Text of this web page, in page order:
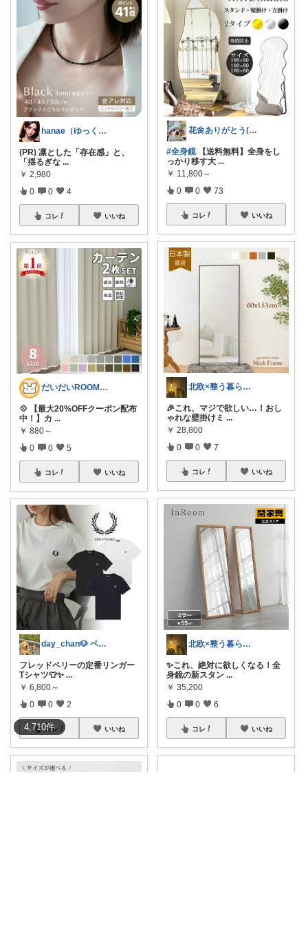
4,710件
hanae（ゆっくりと進む）
(PR) 凛とした「存在感」と、
「揺るぎな ...
￥ 2,980
0 0 4
コレ いいね
だいだいROOM@整う暮らし｜インテリア
💠 【最大20%OFFクーポン配布
中！】カ ...
￥ 880～
0 0 5
コレ いいね
day_chan🐶 ペットと快適暮らし
フレッドペリーの定番リンガー
Tシャツ👕✨ ...
￥ 6,800～
0 0 2
コレ いいね
花🌼ありがとう(*･ω･)*_ _)ﾍ
#全身鏡 【送料無料】全身をし
っかり移す大 ...
￥ 11,800～
0 0 73
コレ いいね
北欧×整う暮らし｜ハル
🎉これ、マジで欲しい…！おし
ゃれな壁掛けミ ...
￥ 28,800
0 0 7
コレ いいね
北欧×整う暮らし｜ハル
✨これ、絶対に欲しくなる！全
身鏡の新スタン ...
￥ 35,200
0 0 6
コレ いいね